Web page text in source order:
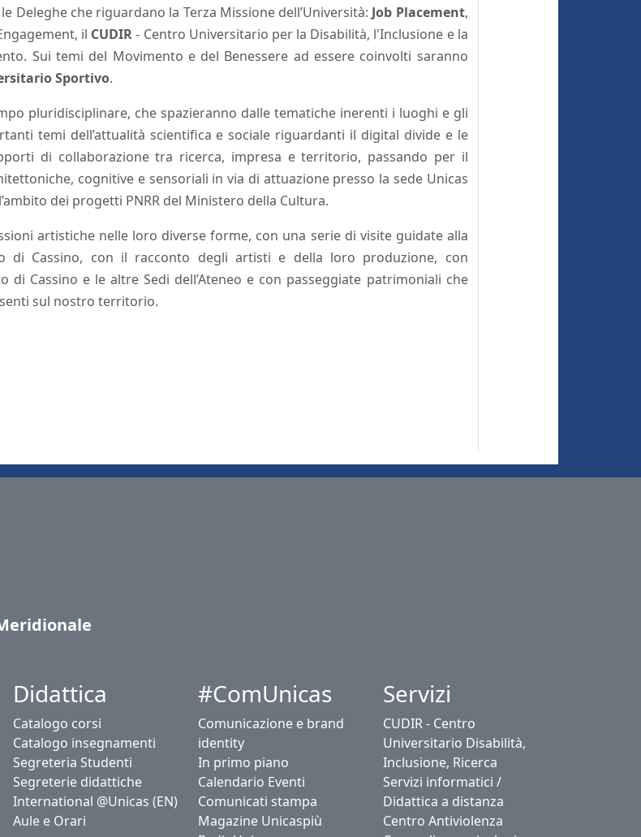
Deleghe che riguardano la Terza Missione dell’Università: Job Placement,
il CUDIR- Centro Universitario per la Disabilità, l'Inclusione e la
Sui temi del Movimento e del Benessere ad essere coinvolti saranno
Sportivo.
pluridisciplinare, che spazieranno dalle tematiche inerenti i luoghi e gli
temi dell’attualità scientifica e sociale riguardanti il digital divide e le
di collaborazione tra ricerca, impresa e territorio, passando per il
cognitive e sensoriali in via di attuazione presso la sede Unicas
dei progetti PNRR del Ministero della Cultura.
artistiche nelle loro diverse forme, con una serie di visite guidate alla
di Cassino, con il racconto degli artisti e della loro produzione, con
Cassino e le altre Sedi dell’Ateneo e con passeggiate patrimoniali che
sul nostro territorio.
Didattica
Catalogo corsi
Catalogo insegnamenti
Segreteria Studenti
Segreterie didattiche
International @Unicas (EN)
Aule e Orari
#ComUnicas
Comunicazione e brand
identity
In primo piano
Calendario Eventi
Comunicati stampa
Magazine Unicaspiù
Servizi
CUDIR - Centro
Universitario Disabilità,
Inclusione, Ricerca
Servizi informatici /
Didattica a distanza
Centro Antiviolenza